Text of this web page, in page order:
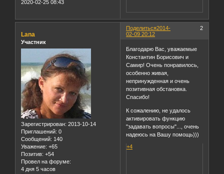
2020-02-25 08:43
Поделиться 2
2014-
02-09 20:12
Lana
Участник
Зарегистрирован: 2013-10-14
Приглашений: 0
Сообщений: 140
Уважение: +65
Позитив: +54
Провел на форуме:
4 дня 5 часов
Благодарю Вас, уважаемые
Константин Борисович и
Самир! Очень понравилось,
особенно живая,
непринужденная и очень
позитивная обстановка.
Спасибо!
К сожалению, не удалось
активировать функцию
"задавать вопросы"..., очень
надеюсь на Вашу помощь)))
+4